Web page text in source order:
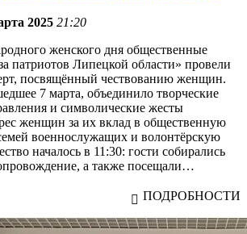
2025 21:20
женского дня общественные
патриотов Липецкой области» провели
посвящённый чествованию женщин.
7 марта, объединило творческие
и символические жесты
женщин за их вклад в общественную
военнослужащих и волонтёрскую
началось в 11:30: гости собирались
а также посещали…
ПОДРОБНОСТИ